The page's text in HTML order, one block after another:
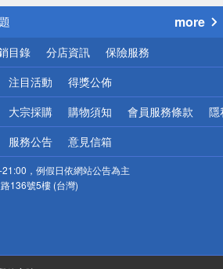
配送
！請小心！
more
目錄 分店資訊 保險服務
注目活動 得獎公佈
大宗採購 購物須知 會員服務條款 隱
服務公告 意見信箱
，例假日依網站公告為主
136號5樓 (台灣)